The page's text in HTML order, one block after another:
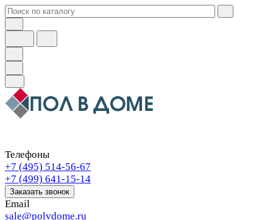
Телефоны
+7 (495) 514-56-67
+7 (499) 641-15-14
Заказать звонок
Email
sale@polvdome.ru